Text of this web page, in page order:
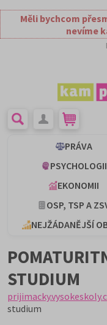
Měli bychcom
nevíme
PRÁVA
PSYCHOLOGII
EKONOMII
OSP, TSP A
NEJŽÁDANĚJŠÍ
STUDIUM
studium